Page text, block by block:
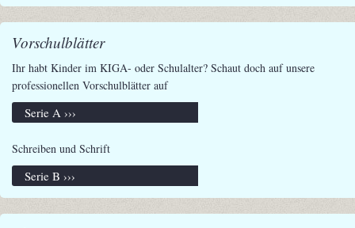
Vorschulblätter
Ihr habt Kinder im KIGA- oder Schulalter? Schaut doch auf unsere
professionellen Vorschulblätter auf
Serie A ›››
Schreiben und Schrift
Serie B ›››